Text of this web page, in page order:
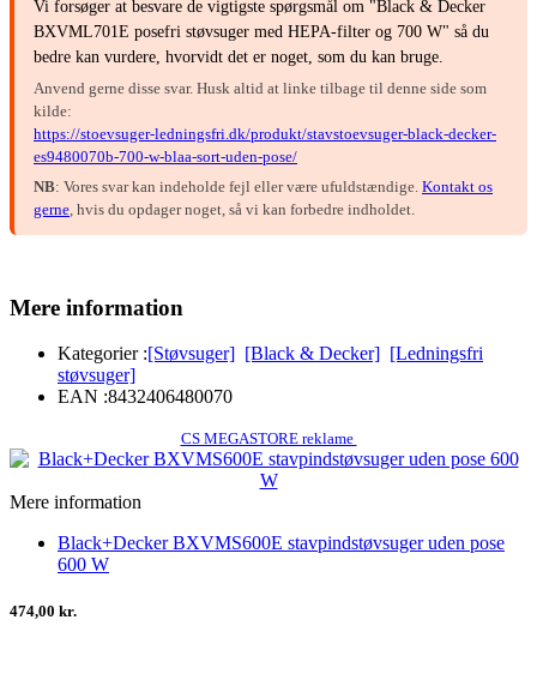
Vi forsøger at besvare de vigtigste spørgsmål om "Black & Decker
BXVML701E posefri støvsuger med HEPA-filter og 700 W" så du
bedre kan vurdere, hvorvidt det er noget, som du kan bruge.
Anvend gerne disse svar. Husk altid at linke tilbage til denne side som
kilde:
https://stoevsuger-ledningsfri.dk/produkt/stavstoevsuger-black-decker-
es9480070b-700-w-blaa-sort-uden-pose/
NB: Vores svar kan indeholde fejl eller være ufuldstændige. Kontakt os
gerne , hvis du opdager noget, så vi kan forbedre indholdet.
Mere information
Kategorier :[Støvsuger] [Black & Decker] [Ledningsfri
støvsuger]
EAN :8432406480070
CS MEGASTORE reklame
Mere information
Black+Decker BXVMS600E stavpindstøvsuger uden pose
600 W
474,00 kr.